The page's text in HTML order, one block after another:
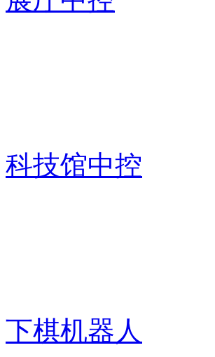
科技馆中控
下棋机器人